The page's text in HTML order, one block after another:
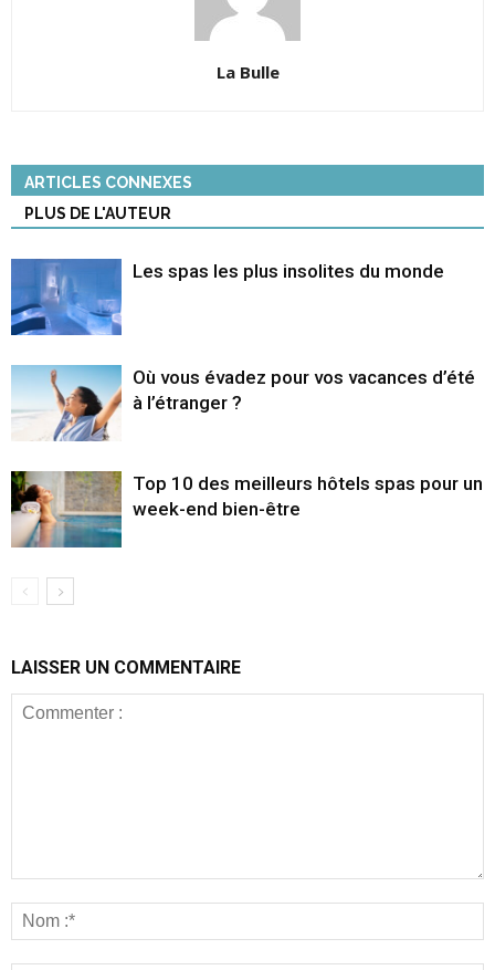
La Bulle
ARTICLES CONNEXES
PLUS DE L'AUTEUR
Les spas les plus insolites du monde
Où vous évadez pour vos vacances d’été
à l’étranger ?
Top 10 des meilleurs hôtels spas pour un
week-end bien-être
LAISSER UN COMMENTAIRE